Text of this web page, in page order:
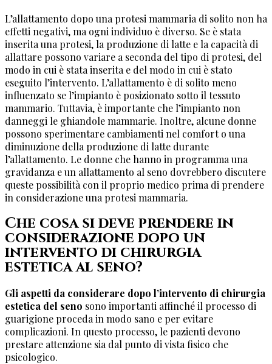
L’allattamento dopo una protesi mammaria di solito non ha
effetti negativi, ma ogni individuo è diverso. Se è stata
inserita una protesi, la produzione di latte e la capacità di
allattare possono variare a seconda del tipo di protesi, del
modo in cui è stata inserita e del modo in cui è stato
eseguito l’intervento. L’allattamento è di solito meno
influenzato se l’impianto è posizionato sotto il tessuto
mammario. Tuttavia, è importante che l’impianto non
danneggi le ghiandole mammarie. Inoltre, alcune donne
possono sperimentare cambiamenti nel comfort o una
diminuzione della produzione di latte durante
l’allattamento. Le donne che hanno in programma una
gravidanza e un allattamento al seno dovrebbero discutere
queste possibilità con il proprio medico prima di prendere
in considerazione una protesi mammaria.
Che cosa si deve prendere in
considerazione dopo un
intervento di chirurgia
estetica al seno?
Gli aspetti da considerare dopo l’intervento di chirurgia
estetica del seno sono importanti affinché il processo di
guarigione proceda in modo sano e per evitare
complicazioni. In questo processo, le pazienti devono
prestare attenzione sia dal punto di vista fisico che
psicologico.